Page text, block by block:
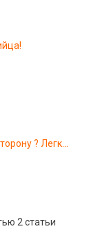
? Легко
2 статьи